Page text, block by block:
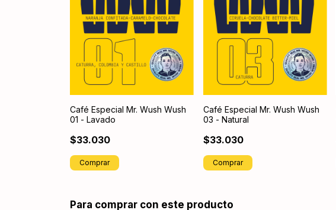
Café Especial Mr. Wush Wush
01 - Lavado
$33.030
Comprar
Café Especial Mr. Wush Wush
03 - Natural
$33.030
Comprar
Para comprar con este producto